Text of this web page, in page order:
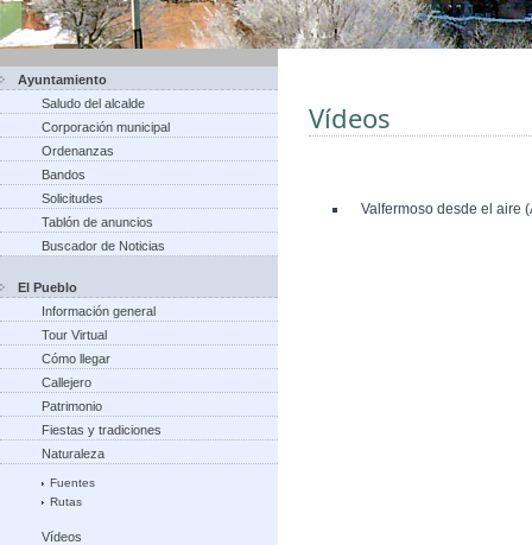
Ayuntamiento
Saludo del alcalde
Corporación municipal
Ordenanzas
Bandos
Solicitudes
Tablón de anuncios
Buscador de Noticias
El Pueblo
Información general
Tour Virtual
Cómo llegar
Callejero
Patrimonio
Fiestas y tradiciones
Naturaleza
Fuentes
Rutas
Vídeos
Vídeos
Valfermoso desde el